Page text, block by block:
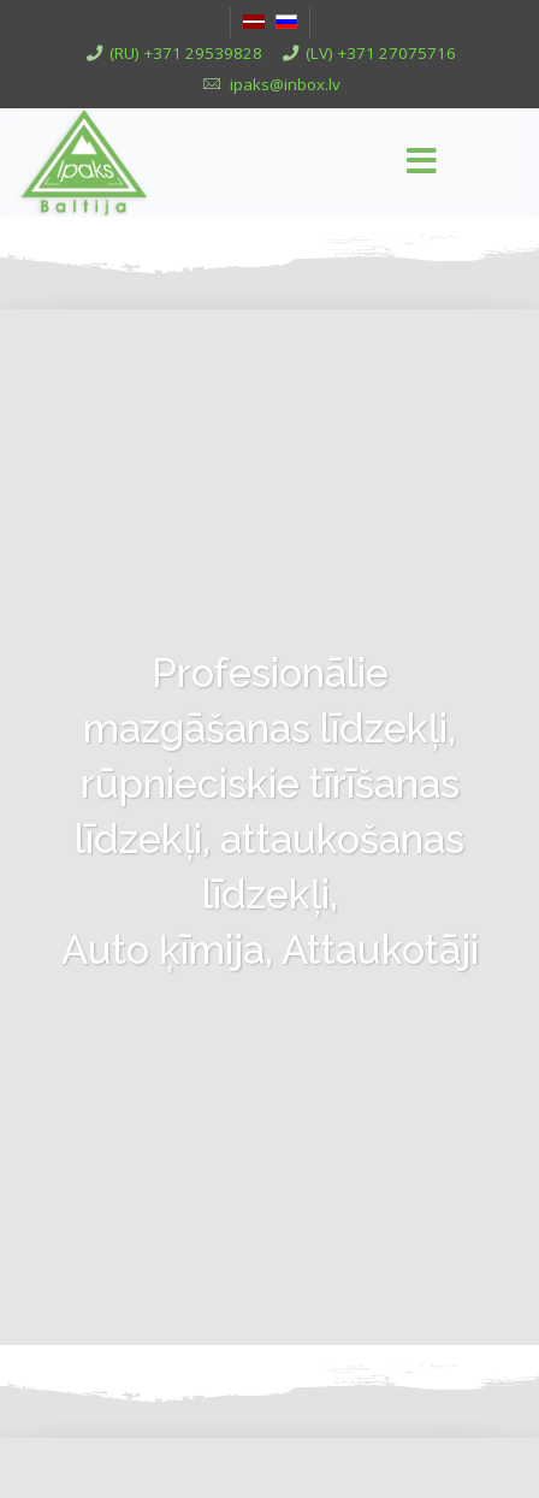
(RU) +371 29539828
(LV) +371 27075716
ipaks@inbox.lv
Profesionālie
mazgāšanas līdzekļi,
rūpnieciskie tīrīšanas
līdzekļi, attaukošanas
līdzekļi,
Auto ķīmija, Attaukotāji